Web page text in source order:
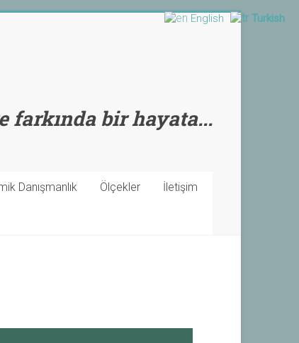
farkında bir hayata...
Danışmanlık Ölçekler İletişim
English Turkish